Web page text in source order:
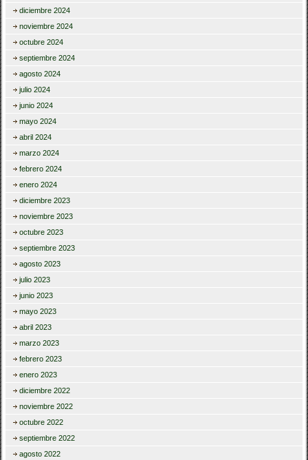
diciembre 2024
noviembre 2024
octubre 2024
septiembre 2024
agosto 2024
julio 2024
junio 2024
mayo 2024
abril 2024
marzo 2024
febrero 2024
enero 2024
diciembre 2023
noviembre 2023
octubre 2023
septiembre 2023
agosto 2023
julio 2023
junio 2023
mayo 2023
abril 2023
marzo 2023
febrero 2023
enero 2023
diciembre 2022
noviembre 2022
octubre 2022
septiembre 2022
agosto 2022